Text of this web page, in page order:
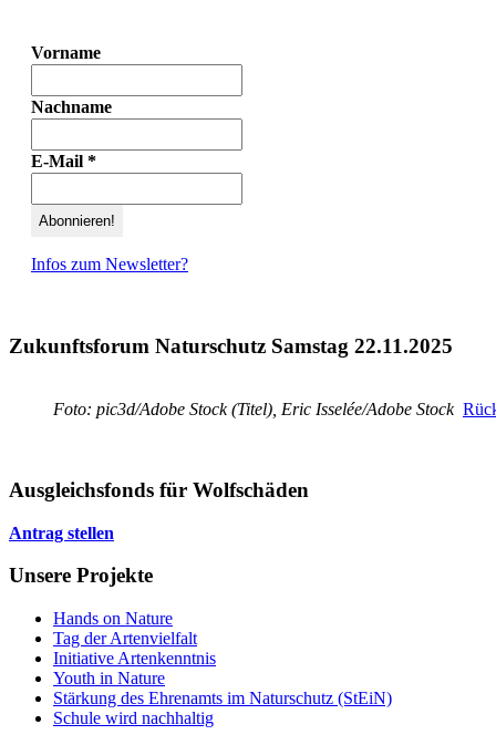
Vorname
Nachname
E-Mail *
Infos zum Newsletter?
Zukunftsforum Naturschutz Samstag 22.11.2025
Foto: pic3d/Adobe Stock (Titel), Eric Isselée/Adobe Stock
Ausgleichsfonds für Wolfschäden
Antrag stellen
Unsere Projekte
Hands on Nature
Tag der Artenvielfalt
Initiative Artenkenntnis
Youth in Nature
Stärkung des Ehrenamts im Naturschutz (StEiN)
Schule wird nachhaltig